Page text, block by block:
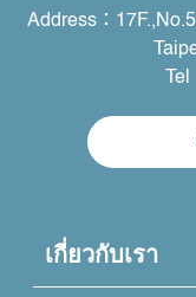
Address：
เกี่ยวกับเรา